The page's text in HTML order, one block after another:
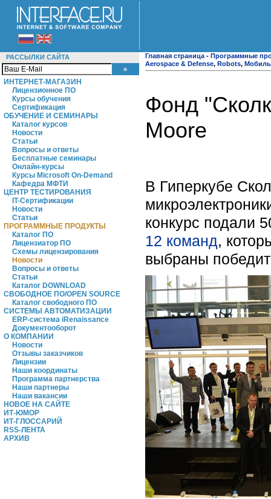
РАССЫЛКИ САЙТА
ИНТЕРНЕТ-МАГАЗИН
Лицензионное ПО
Курсы обучения
Сертификация
ОБУЧЕНИЕ И СЕМИНАРЫ
Каталог курсов
Новости
Статьи
Вопросы и ответы
Бесплатные семинары
Онлайн-курсы
Курсы Microsoft On-Demand
Кафедра МФТИ
ЦЕНТР ТЕСТИРОВАНИЯ
IT-Сертификации
Новости
Статьи
ПРОГРАММНЫЕ ПРОДУКТЫ
Каталог ПО
Лицензиатор ПО
Схемы лицензирования
Новости
Вопросы и ответы
Статьи
Каталог DOWNLOAD
СВОБОДНОЕ ПО/OPEN SOURCE
Каталог свободного ПО
СИСТЕМЫ АВТОМАТИЗАЦИИ
ERP-система iRenaissance
Документооборот
О КОМПАНИИ
Новости
Отзывы заказчиков
Лицензии
Наши координаты
Программа партнерства
Наши партнеры
Наши вакансии
НОВОЕ НА САЙТЕ
ИТ-ЮМОР
ИТ-ГЛОССАРИЙ
RSS-ЛЕНТА
АРХИВ
Главная страница - Программные
Aerospace & Defense, Robots,
Фонд
Moore
В Гиперкубе
конкурс подали
12 команд,
выбраны